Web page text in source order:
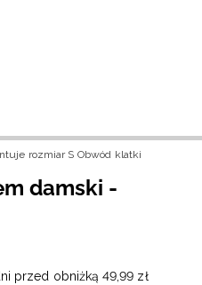
rozmiar S Obwód klatki
damski -
przed obniżką 49,99 zł